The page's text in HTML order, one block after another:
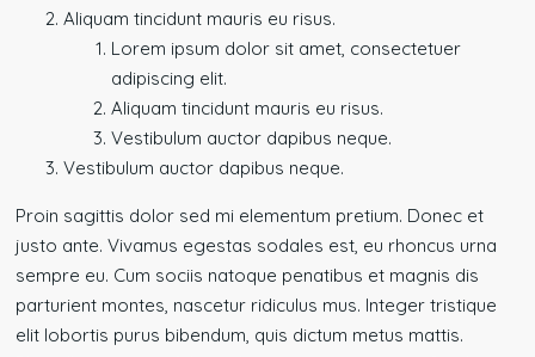
Aliquam tincidunt mauris eu risus.
Lorem ipsum dolor sit amet, consectetuer
adipiscing elit.
Aliquam tincidunt mauris eu risus.
Vestibulum auctor dapibus neque.
Vestibulum auctor dapibus neque.
Proin sagittis dolor sed mi elementum pretium. Donec et
justo ante. Vivamus egestas sodales est, eu rhoncus urna
sempre eu. Cum sociis natoque penatibus et magnis dis
parturient montes, nascetur ridiculus mus. Integer tristique
elit lobortis purus bibendum, quis dictum metus mattis.